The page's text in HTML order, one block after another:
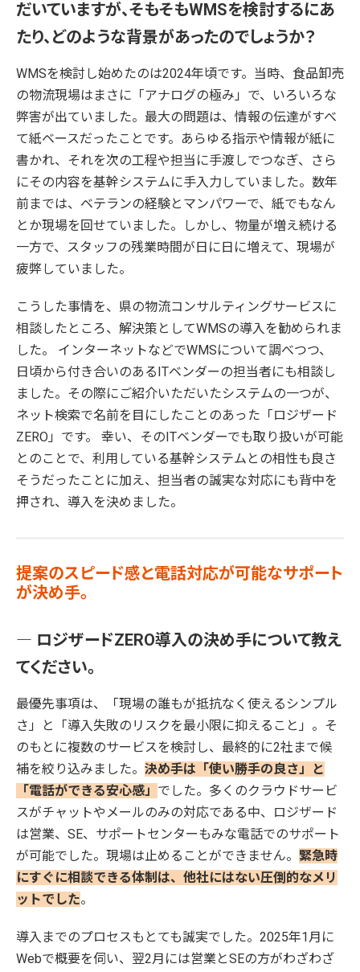
だいていますが、そもそもWMSを検討するにあ
たり、どのような背景があったのでしょうか？
WMSを検討し始めたのは2024年頃です。当時、食品卸売
の物流現場はまさに「アナログの極み」で、いろいろな
弊害が出ていました。最大の問題は、情報の伝達がすべ
て紙ベースだったことです。あらゆる指示や情報が紙に
書かれ、それを次の工程や担当に手渡しでつなぎ、さら
にその内容を基幹システムに手入力していました。数年
前までは、ベテランの経験とマンパワーで、紙でもなん
とか現場を回せていました。しかし、物量が増え続ける
一方で、スタッフの残業時間が日に日に増えて、現場が
疲弊していました。
こうした事情を、県の物流コンサルティングサービスに
相談したところ、解決策としてWMSの導入を勧められま
した。 インターネットなどでWMSについて調べつつ、
日頃から付き合いのあるITベンダーの担当者にも相談し
ました。その際にご紹介いただいたシステムの一つが、
ネット検索で名前を目にしたことのあった「ロジザード
ZERO」です。 幸い、そのITベンダーでも取り扱いが可能
とのことで、利用している基幹システムとの相性も良さ
そうだったことに加え、担当者の誠実な対応にも背中を
押され、導入を決めました。
提案のスピード感と電話対応が可能なサポート
が決め手。
― ロジザードZERO導入の決め手について教え
てください。
最優先事項は、「現場の誰もが抵抗なく使えるシンプル
さ」と「導入失敗のリスクを最小限に抑えること」。そ
のもとに複数のサービスを検討し、最終的に2社まで候
補を絞り込みました。 決め手は「使い勝手の良さ」と
「電話ができる安心感」 でした。多くのクラウドサービ
スがチャットやメールのみの対応である中、ロジザード
は営業、SE、サポートセンターもみな電話でのサポート
が可能でした。現場は止めることができません。 緊急時
にすぐに相談できる体制は、他社にはない圧倒的なメリ
ットでした。
導入までのプロセスもとても誠実でした。2025年1月に
Webで概要を伺い、翌2月には営業とSEの方がわざわざ